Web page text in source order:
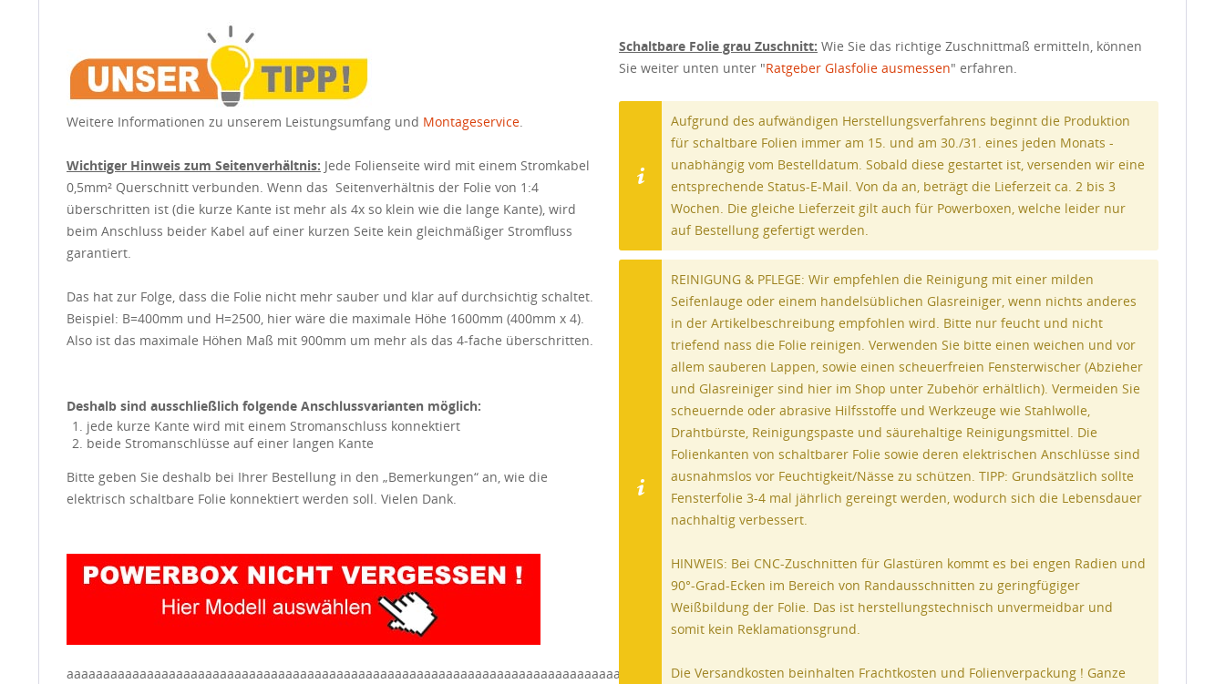
Weitere Informationen zu unserem Leistungsumfang und Montageservice.
Wichtiger Hinweis zum Seitenverhältnis: Jede Folienseite wird mit einem Stromkabel
0,5mm² Querschnitt verbunden. Wenn das Seitenverhältnis der Folie von 1:4
überschritten ist (die kurze Kante ist mehr als 4x so klein wie die lange Kante), wird
beim Anschluss beider Kabel auf einer kurzen Seite kein gleichmäßiger Stromfluss
garantiert.
Das hat zur Folge, dass die Folie nicht mehr sauber und klar auf durchsichtig schaltet.
Beispiel: B=400mm und H=2500, hier wäre die maximale Höhe 1600mm (400mm x 4).
Also ist das maximale Höhen Maß mit 900mm um mehr als das 4-fache überschritten.
Deshalb sind ausschließlich folgende Anschlussvarianten möglich:
jede kurze Kante wird mit einem Stromanschluss konnektiert
beide Stromanschlüsse auf einer langen Kante
Bitte geben Sie deshalb bei Ihrer Bestellung in den „Bemerkungen“ an, wie die
elektrisch schaltbare Folie konnektiert werden soll. Vielen Dank.
aaaaaaaaaaaaaaaaaaaaaaaaaaaaaaaaaaaaaaaaaaaaaaaaaaaaaaaaaaaaaaaaaaaaaaaaaaaaaaaaaa
Schaltbare Folie grau Zuschnitt: Wie Sie das richtige Zuschnittmaß ermitteln, können
Sie weiter unten unter "Ratgeber Glasfolie ausmessen" erfahren.
Aufgrund des aufwändigen Herstellungsverfahrens beginnt die Produktion
für schaltbare Folien immer am 15. und am 30./31. eines jeden Monats -
unabhängig vom Bestelldatum. Sobald diese gestartet ist, versenden wir eine
entsprechende Status-E-Mail. Von da an, beträgt die Lieferzeit ca. 2 bis 3
Wochen. Die gleiche Lieferzeit gilt auch für Powerboxen, welche leider nur
auf Bestellung gefertigt werden.
REINIGUNG & PFLEGE: Wir empfehlen die Reinigung mit einer milden
Seifenlauge oder einem handelsüblichen Glasreiniger, wenn nichts anderes
in der Artikelbeschreibung empfohlen wird. Bitte nur feucht und nicht
triefend nass die Folie reinigen. Verwenden Sie bitte einen weichen und vor
allem sauberen Lappen, sowie einen scheuerfreien Fensterwischer (Abzieher
und Glasreiniger sind hier im Shop unter Zubehör erhältlich). Vermeiden Sie
scheuernde oder abrasive Hilfsstoffe und Werkzeuge wie Stahlwolle,
Drahtbürste, Reinigungspaste und säurehaltige Reinigungsmittel. Die
Folienkanten von schaltbarer Folie sowie deren elektrischen Anschlüsse sind
ausnahmslos vor Feuchtigkeit/Nässe zu schützen. TIPP: Grundsätzlich sollte
Fensterfolie 3-4 mal jährlich gereingt werden, wodurch sich die Lebensdauer
nachhaltig verbessert.
HINWEIS: Bei CNC-Zuschnitten für Glastüren kommt es bei engen Radien und
90°-Grad-Ecken im Bereich von Randausschnitten zu geringfügiger
Weißbildung der Folie. Das ist herstellungstechnisch unvermeidbar und
somit kein Reklamationsgrund.
Die Versandkosten beinhalten Frachtkosten und Folienverpackung ! Ganze